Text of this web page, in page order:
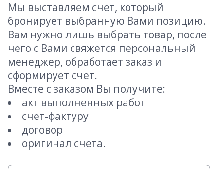
Мы выставляем счет, который
бронирует выбранную Вами позицию.
Вам нужно лишь выбрать товар, после
чего с Вами свяжется персональный
менеджер, обработает заказ и
сформирует счет.
Вместе с заказом Вы получите:
акт выполненных работ
счет-фактуру
договор
оригинал счета.